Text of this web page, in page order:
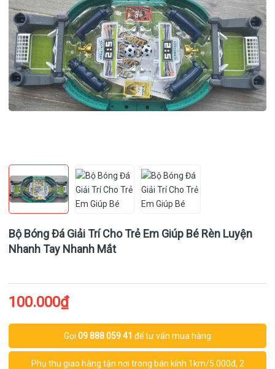
Bộ Bóng Đá Giải Trí Cho Trẻ Em Giúp Bé Rèn Luyện
Nhanh Tay Nhanh Mắt
100.000₫
Gọi 09 888 059 41 để tư vấn mua hàng
Phụ thu giao hàng tận nơi trong bán kính 1km/5.000đ, 2